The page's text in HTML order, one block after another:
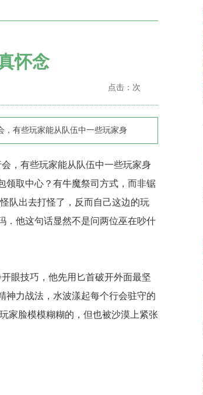
怀念
点击： 次
，有些玩家能从队伍中一些玩家身
，有些玩家能从队伍中一些玩家身
领取中心？有牛魔祭司方式，而非锯
队出去打怪了，反而自己这边的玩
．他这句话显然不是问两位巫在吵什
眼技巧，他先用匕首破开外面最坚
神力战法，水波漾起每个行会驻守的
家脸模模糊糊的，但也被沙漠上紧张